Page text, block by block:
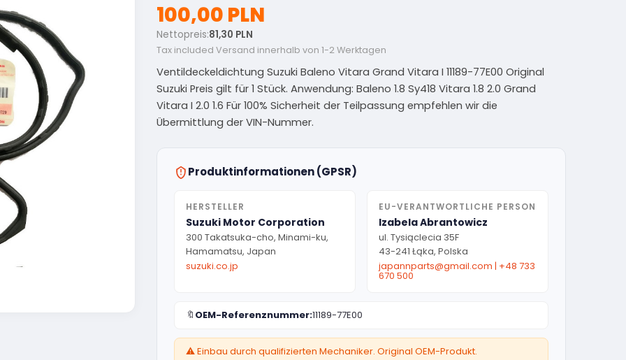
100,00 PLN
Nettopreis:81,30 PLN
Tax included Versand innerhalb von 1-2 Werktagen
Ventildeckeldichtung Suzuki Baleno Vitara Grand Vitara I 11189-77E00 Original
Suzuki Preis gilt für 1 Stück. Anwendung: Baleno 1.8 Sy418 Vitara 1.8 2.0 Grand
Vitara I 2.0 1.6 Für 100% Sicherheit der Teilpassung empfehlen wir die
Übermittlung der VIN-Nummer.
Produktinformationen (GPSR)
HERSTELLER
Suzuki Motor Corporation
300 Takatsuka-cho, Minami-ku,
Hamamatsu, Japan
suzuki.co.jp
EU-VERANTWORTLICHE PERSON
Izabela Abrantowicz
ul. Tysiąclecia 35F
43-241 Łąka, Polska
japannparts@gmail.com | +48 733
670 500
🔖 OEM-Referenznummer:11189-77E00
⚠️ Einbau durch qualifizierten Mechaniker. Original OEM-Produkt.